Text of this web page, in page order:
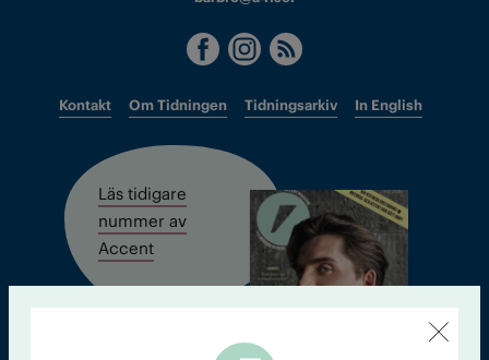
Kontakt Om Tidningen Tidningsarkiv In English
Läs tidigare
nummer av
Accent